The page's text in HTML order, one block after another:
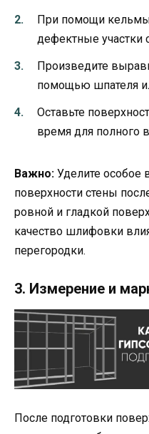
При помощи кельмы
дефектные участки
Произведите
помощью шпателя
Оставьте
время для полного
Важно: Уделите
поверхности стены
ровной и гладкой
качество шлифовки
перегородки.
3. Измерение и
После подготовки